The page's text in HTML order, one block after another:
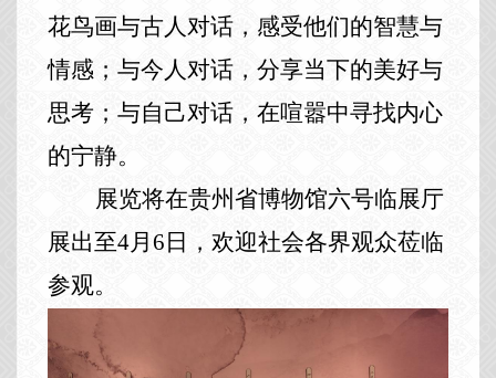
花鸟画与古人对话，感受他们的智慧与
情感；与今人对话，分享当下的美好与
思考；与自己对话，在喧嚣中寻找内心
的宁静。
展览将在贵州省博物馆六号临展厅
展出至4月6日，欢迎社会各界观众莅临
参观。